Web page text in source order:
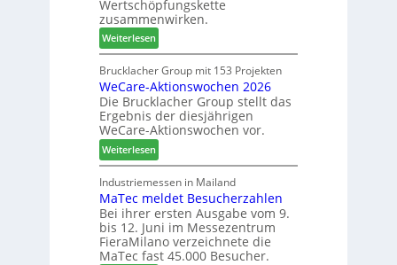
h
ä
f
s
f
ü
h
r
e
t
B
i
l
a
n
z
i
n
I
t
a
l
i
e
n
Wertschöpfungskette
zusammenwirken.
Weiterlesen:
K
a
n
t
e
a
l
s
i
n
t
e
g
r
Brucklacher Group mit 153 Projekten
WeCare-Aktionswochen 2026
Die Brucklacher Group stellt das
Ergebnis der diesjährigen
WeCare-Aktionswochen vor.
Weiterlesen:
W
e
C
a
r
e
-
Industriemessen in Mailand
MaTec meldet Besucherzahlen
Bei ihrer ersten Ausgabe vom 9.
bis 12. Juni im Messezentrum
FieraMilano verzeichnete die
MaTec fast 45.000 Besucher.